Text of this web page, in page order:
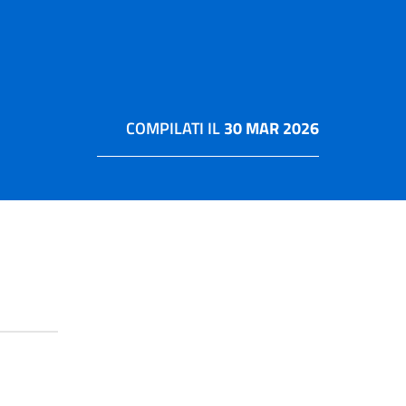
COMPILATI IL30 MAR 2026